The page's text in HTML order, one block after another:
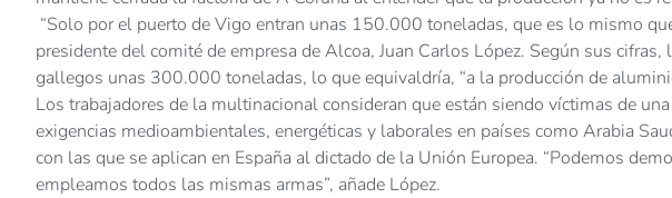
“Solo por el puerto de Vigo entran unas 150.000 toneladas, que es lo mismo
presidente del comité de empresa de Alcoa, Juan Carlos López. Según sus
gallegos unas 300.000 toneladas, lo que equivaldría, “a la producción de
Los trabajadores de la multinacional consideran que están siendo víctimas de
exigencias medioambientales, energéticas y laborales en países como Arabia
con las que se aplican en España al dictado de la Unión Europea. “Podemos
empleamos todos las mismas armas”, añade López.